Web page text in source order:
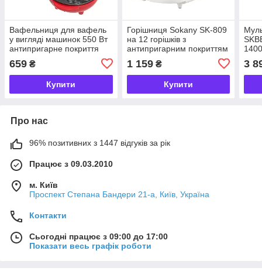
Вафельниця для вафель
у вигляді машинок 550 Вт
антипригарне покриття
659 ₴
Купити
Горішниця Sokany SK-809
на 12 горішків з
антипригарним покриттям
1 159₴
Купити
3
Про нас
96% позитивних з 1447 відгуків за рік
Працює з 09.03.2010
м. Київ
Проспект Степана Бандери 21-а, Київ, Україна
Контакти
Сьогодні працює з 09:00 до 17:00
Показати весь графік роботи